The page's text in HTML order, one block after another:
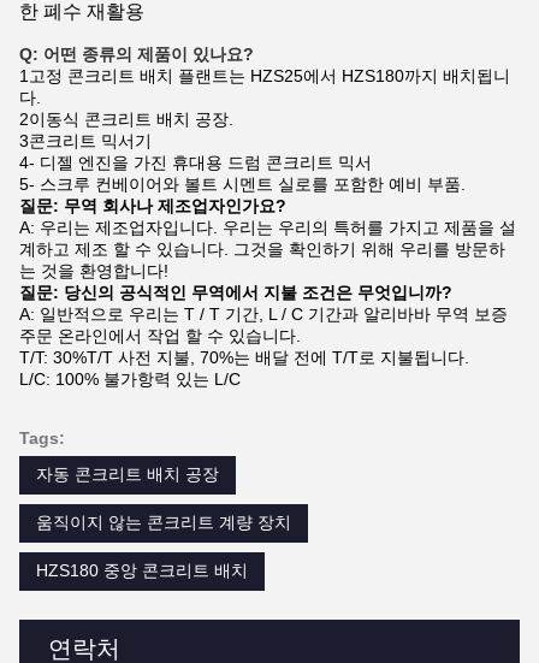
연락처
한 폐수 재활용
Q: 어떤 종류의 제품이 있나요?
1고정 콘크리트 배치 플랜트는 HZS25에서 HZS180까지 배치됩니
다.
2이동식 콘크리트 배치 공장.
3콘크리트 믹서기
4- 디젤 엔진을 가진 휴대용 드럼 콘크리트 믹서
5- 스크루 컨베이어와 볼트 시멘트 실로를 포함한 예비 부품.
질문: 무역 회사나 제조업자인가요?
A: 우리는 제조업자입니다. 우리는 우리의 특허를 가지고 제품을 설
계하고 제조 할 수 있습니다. 그것을 확인하기 위해 우리를 방문하
는 것을 환영합니다!
질문: 당신의 공식적인 무역에서 지불 조건은 무엇입니까?
A: 일반적으로 우리는 T / T 기간, L / C 기간과 알리바바 무역 보증
주문 온라인에서 작업 할 수 있습니다.
T/T: 30%T/T 사전 지불, 70%는 배달 전에 T/T로 지불됩니다.
L/C: 100% 불가항력 있는 L/C
Tags:
자동 콘크리트 배치 공장
움직이지 않는 콘크리트 계량 장치
HZS180 중앙 콘크리트 배치